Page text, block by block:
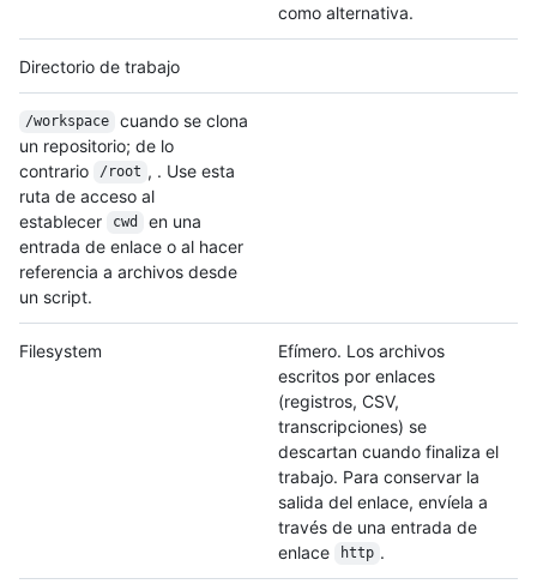
como alternativa.
Directorio de trabajo
/workspace
cuando se clona
un repositorio; de lo
contrario
/root , . Use esta
ruta de acceso al
establecer
cwd
en una
entrada de enlace o al hacer
referencia a archivos desde
un script.
Filesystem
Efímero. Los archivos
escritos por enlaces
(registros, CSV,
transcripciones) se
descartan cuando finaliza el
trabajo. Para conservar la
salida del enlace, envíela a
través de una entrada de
enlace
http .